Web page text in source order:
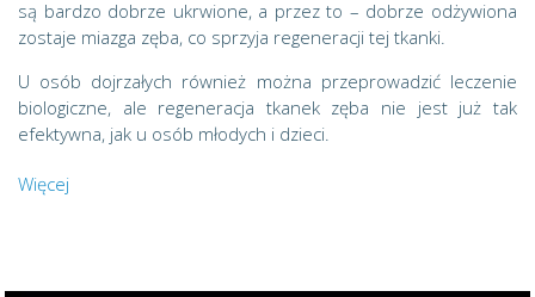
są bardzo dobrze ukrwione, a przez to – dobrze odżywiona
zostaje miazga zęba, co sprzyja regeneracji tej tkanki.
U osób dojrzałych również można przeprowadzić leczenie
biologiczne, ale regeneracja tkanek zęba nie jest już tak
efektywna, jak u osób młodych i dzieci.
Więcej